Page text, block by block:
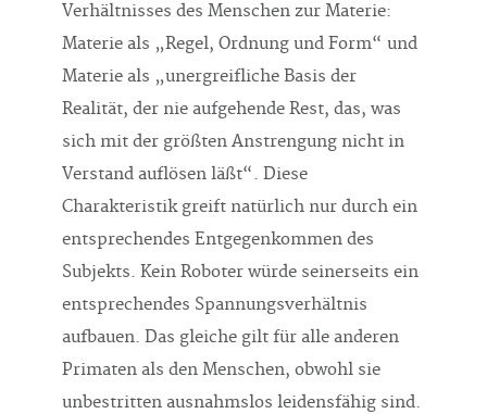
Verhältnisses des Menschen zur Materie:
Materie als „Regel, Ordnung und Form“ und
Materie als „unergreifliche Basis der
Realität, der nie aufgehende Rest, das, was
sich mit der größten Anstrengung nicht in
Verstand auflösen läßt“. Diese
Charakteristik greift natürlich nur durch ein
entsprechendes Entgegenkommen des
Subjekts. Kein Roboter würde seinerseits ein
entsprechendes Spannungsverhältnis
aufbauen. Das gleiche gilt für alle anderen
Primaten als den Menschen, obwohl sie
unbestritten ausnahmslos leidensfähig sind.